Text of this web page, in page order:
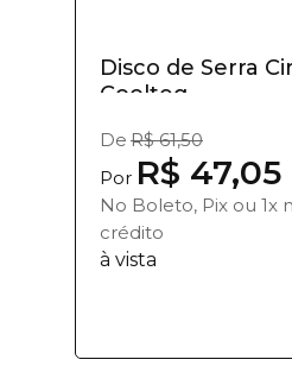
Disco de Serra
Coolteq...
De R$ 61,50
Por R$ 47,05
No Boleto, Pix ou 1x
crédito
à vista